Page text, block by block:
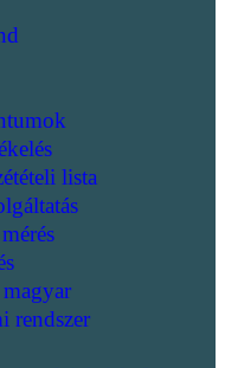
lista
rendszer